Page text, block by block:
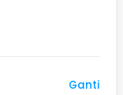
Ganti